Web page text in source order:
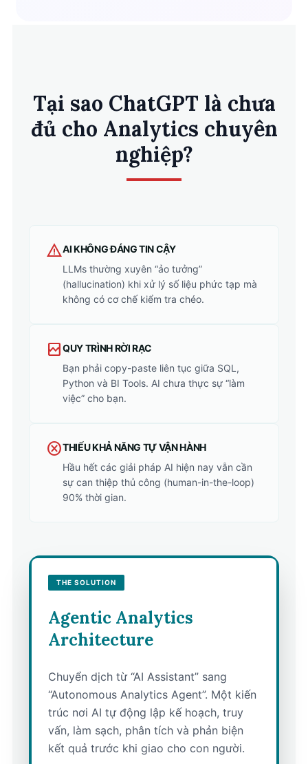
Tại sao ChatGPT là chưa
đủ cho Analytics chuyên
nghiệp?
report_problemAI KHÔNG ĐÁNG TIN CẬY
LLMs thường xuyên “ảo tưởng”
(hallucination) khi xử lý số liệu phức tạp mà
không có cơ chế kiểm tra chéo.
broken_imageQUY TRÌNH RỜI RẠC
Bạn phải copy-paste liên tục giữa SQL,
Python và BI Tools. AI chưa thực sự “làm
việc” cho bạn.
cancelTHIẾU KHẢ NĂNG TỰ VẬN HÀNH
Hầu hết các giải pháp AI hiện nay vẫn cần
sự can thiệp thủ công (human-in-the-loop)
90% thời gian.
THE SOLUTION
Agentic Analytics
Architecture
Chuyển dịch từ “AI Assistant” sang
“Autonomous Analytics Agent”. Một kiến
trúc nơi AI tự động lập kế hoạch, truy
vấn, làm sạch, phân tích và phản biện
kết quả trước khi giao cho con người.